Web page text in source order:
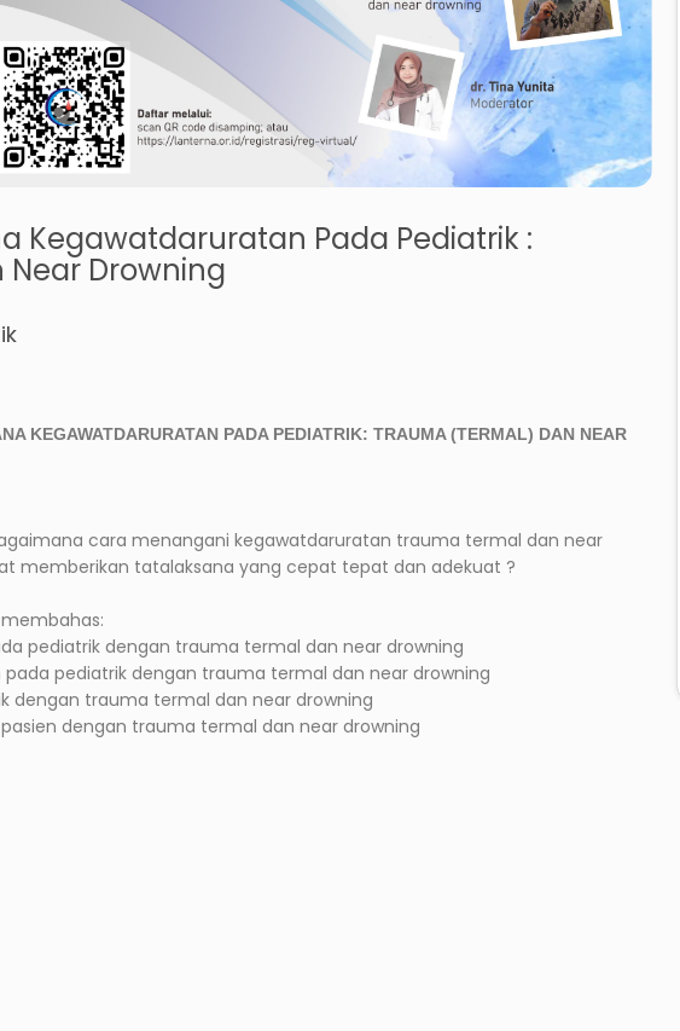
Kegawatdaruratan Pada Pediatrik :
Drowning
KEGAWATDARURATAN PADA PEDIATRIK: TRAUMA (TERMAL) DAN NEAR
cara menangani kegawatdaruratan trauma termal dan near
memberikan tatalaksana yang cepat tepat dan adekuat ?
pediatrik dengan trauma termal dan near drowning
pediatrik dengan trauma termal dan near drowning
dengan trauma termal dan near drowning
dengan trauma termal dan near drowning